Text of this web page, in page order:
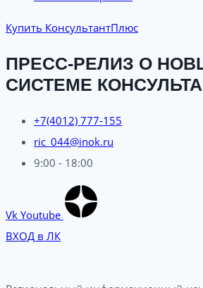
Купить КонсультантПлюс
ПРЕСС-РЕЛИЗ О
СИСТЕМЕ
+7(4012) 777-155
ric_044@inok.ru
9:00 - 18:00
Vk Youtube
ВХОД в ЛК